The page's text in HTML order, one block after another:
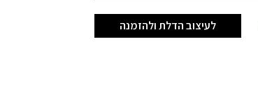
לעיצוב הדלת ולהזמנה